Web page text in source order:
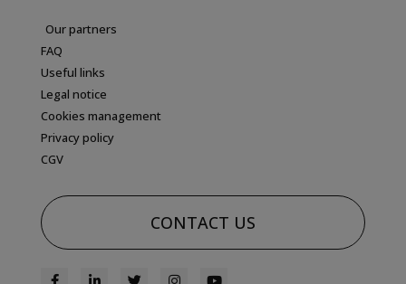
Our partners
FAQ
Useful links
Legal notice
Cookies management
Privacy policy
CGV
CONTACT US